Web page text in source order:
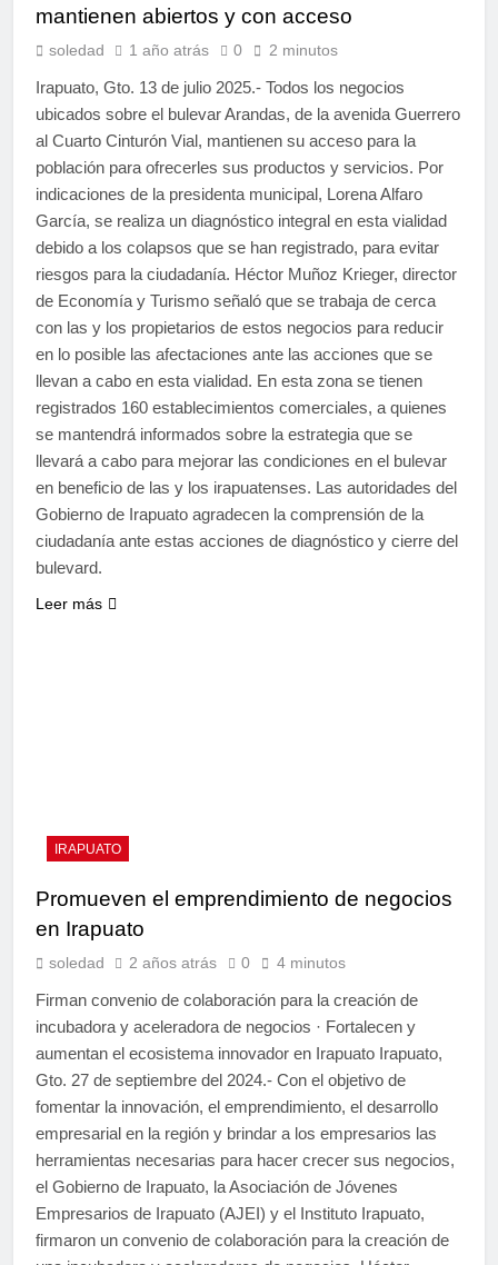
mantienen abiertos y con acceso
soledad 1 año atrás 0 2 minutos
Irapuato, Gto. 13 de julio 2025.- Todos los negocios
ubicados sobre el bulevar Arandas, de la avenida Guerrero
al Cuarto Cinturón Vial, mantienen su acceso para la
población para ofrecerles sus productos y servicios. Por
indicaciones de la presidenta municipal, Lorena Alfaro
García, se realiza un diagnóstico integral en esta vialidad
debido a los colapsos que se han registrado, para evitar
riesgos para la ciudadanía. Héctor Muñoz Krieger, director
de Economía y Turismo señaló que se trabaja de cerca
con las y los propietarios de estos negocios para reducir
en lo posible las afectaciones ante las acciones que se
llevan a cabo en esta vialidad. En esta zona se tienen
registrados 160 establecimientos comerciales, a quienes
se mantendrá informados sobre la estrategia que se
llevará a cabo para mejorar las condiciones en el bulevar
en beneficio de las y los irapuatenses. Las autoridades del
Gobierno de Irapuato agradecen la comprensión de la
ciudadanía ante estas acciones de diagnóstico y cierre del
bulevard.
Leer más
IRAPUATO
Promueven el emprendimiento de negocios
en Irapuato
soledad 2 años atrás 0 4 minutos
Firman convenio de colaboración para la creación de
incubadora y aceleradora de negocios · Fortalecen y
aumentan el ecosistema innovador en Irapuato Irapuato,
Gto. 27 de septiembre del 2024.- Con el objetivo de
fomentar la innovación, el emprendimiento, el desarrollo
empresarial en la región y brindar a los empresarios las
herramientas necesarias para hacer crecer sus negocios,
el Gobierno de Irapuato, la Asociación de Jóvenes
Empresarios de Irapuato (AJEI) y el Instituto Irapuato,
firmaron un convenio de colaboración para la creación de